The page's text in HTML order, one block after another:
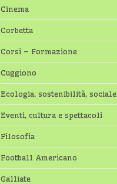
Cinema
Corbetta
Corsi – Formazione
Cuggiono
Ecologia, sostenibilità, sociale
Eventi, cultura e spettacoli
Filosofia
Football Americano
Galliate